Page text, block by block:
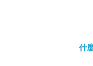
什